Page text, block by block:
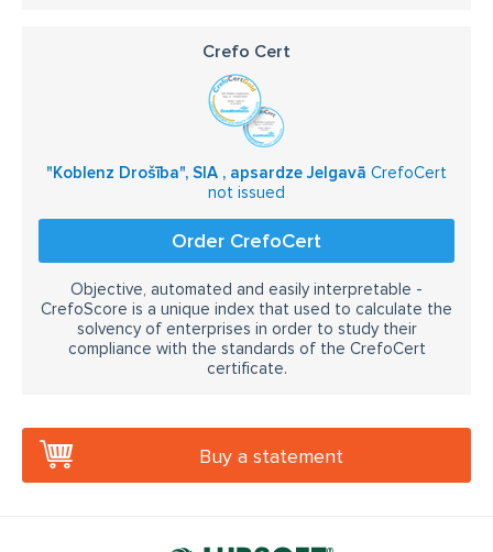
Crefo Cert
"Koblenz Drošība", SIA , apsardze Jelgavā CrefoCert
not issued
Order CrefoCert
Objective, automated and easily interpretable -
CrefoScore is a unique index that used to calculate the
solvency of enterprises in order to study their
compliance with the standards of the CrefoCert
certificate.
Buy a statement